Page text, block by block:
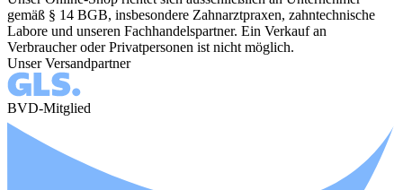
gemäß § 14 BGB, insbesondere Zahnarztpraxen, zahntechnische
Labore und unseren Fachhandelspartner. Ein Verkauf an
Verbraucher oder Privatpersonen ist nicht möglich.
Unser Versandpartner
BVD-Mitglied